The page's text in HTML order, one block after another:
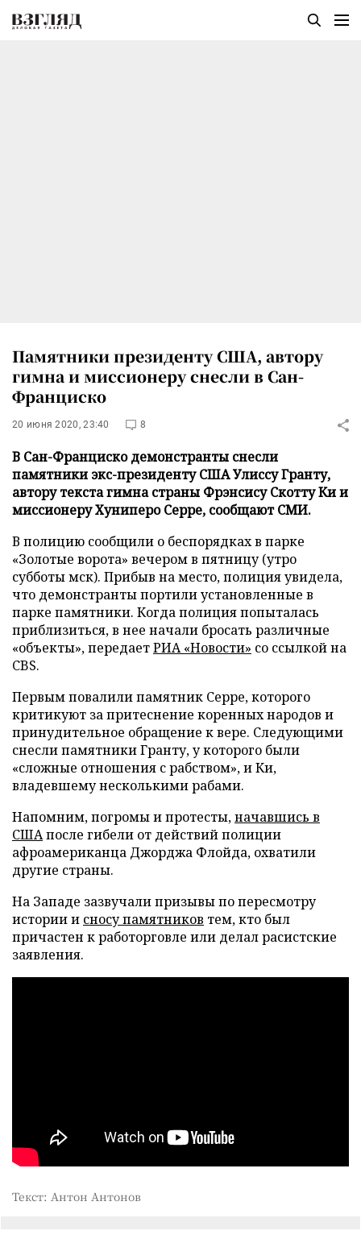
Памятники президенту США, автору
гимна и миссионеру снесли в Сан-
Франциско
20 июня 2020, 23:40 8
В Сан-Франциско демонстранты снесли
памятники экс-президенту США Улиссу Гранту,
автору текста гимна страны Фрэнсису Скотту Ки и
миссионеру Хуниперо Серре, сообщают СМИ.
В полицию сообщили о беспорядках в парке
«Золотые ворота» вечером в пятницу (утро
субботы мск). Прибыв на место, полиция увидела,
что демонстранты портили установленные в
парке памятники. Когда полиция попыталась
приблизиться, в нее начали бросать различные
«объекты», передаетРИА «Новости» со ссылкой на
CBS.
Первым повалили памятник Серре, которого
критикуют за притеснение коренных народов и
принудительное обращение к вере. Следующими
снесли памятники Гранту, у которого были
«сложные отношения с рабством», и Ки,
владевшему несколькими рабами.
Напомним, погромы и протесты,начавшись в
СШАпосле гибели от действий полиции
афроамериканца Джорджа Флойда, охватили
другие страны.
На Западе зазвучали призывы по пересмотру
истории и сносу памятников тем, кто был
причастен к работорговле или делал расистские
заявления.
Текст: Антон Антонов